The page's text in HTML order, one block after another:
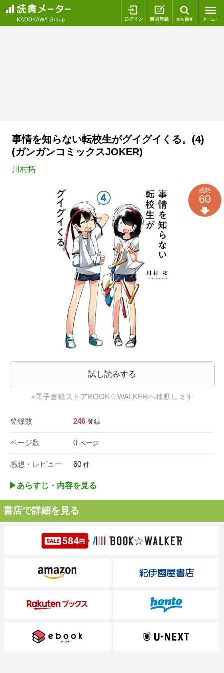
ログイン 新規登録
事情を知らない転校生がグイグイくる。(4)
(ガンガンコミックスJOKER)
川村拓
試し読みする
※電子書籍ストアBOOK☆WALKERへ移動します
登録数 246 登録
ページ数 0 ページ
感想・レビュー 60 件
感想
60
▶︎あらすじ・内容を見る
書店で詳細を見る